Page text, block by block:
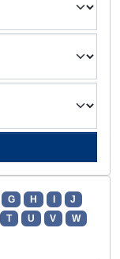
G H
J
T U V
W